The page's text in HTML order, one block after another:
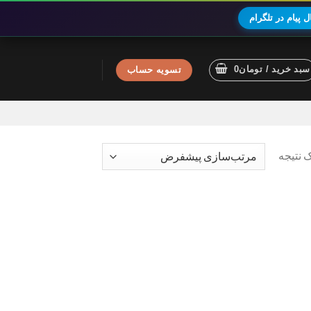
پیام در تلگرام
سبد خرید / تومان0 تسویه حساب
نتیجه